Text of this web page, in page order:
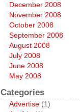
December 2008
November 2008
October 2008
September 2008
August 2008
July 2008
June 2008
May 2008
Categories
Advertise (1)